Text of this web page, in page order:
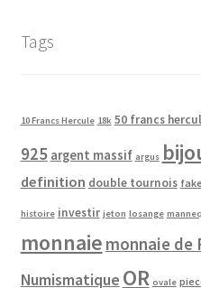
Tags
10 Francs Hercule 18k 50 francs
925 argent massif argus
definition double tournois fake
histoire investir jeton losange
monnaie monnaie de
Numismatique OR ovale